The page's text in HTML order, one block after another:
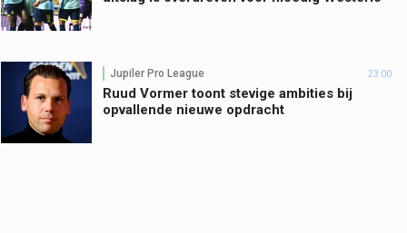
Jupiler Pro League 23:00
Ruud Vormer toont stevige ambities bij
opvallende nieuwe opdracht